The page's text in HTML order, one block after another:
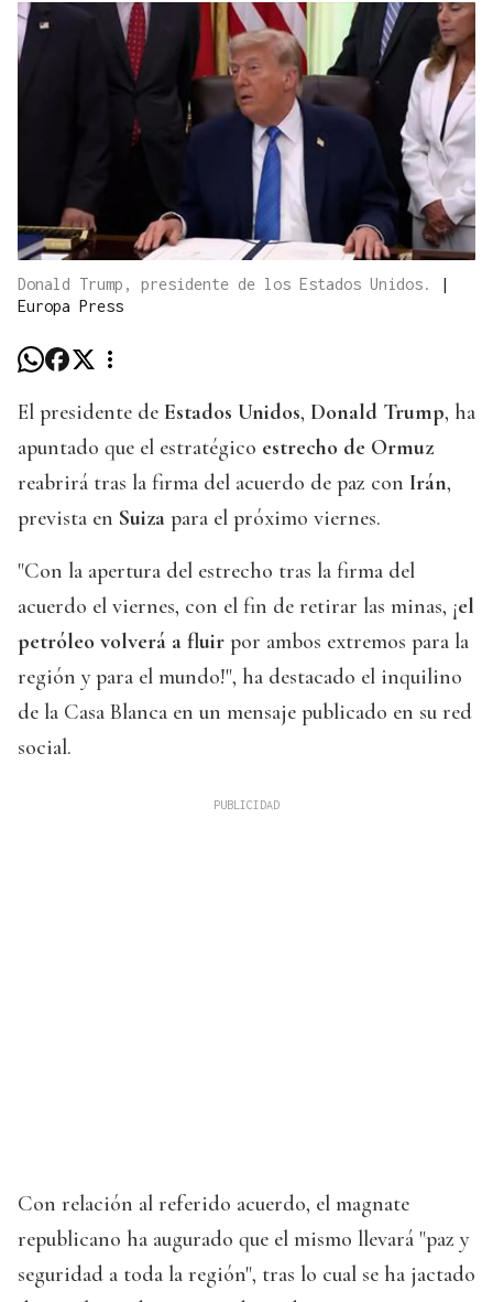
Donald Trump, presidente de los Estados Unidos.
|
Europa Press
El presidente de Estados Unidos, Donald Trump, ha
apuntado que el estratégico estrecho de Ormuz
reabrirá tras la firma del acuerdo de paz con Irán,
prevista en Suiza para el próximo viernes.
"Con la apertura del estrecho tras la firma del
acuerdo el viernes, con el fin de retirar las minas, ¡el
petróleo volverá a fluir por ambos extremos para la
región y para el mundo!", ha destacado el inquilino
de la Casa Blanca en un mensaje publicado en su red
social.
Con relación al referido acuerdo, el magnate
republicano ha augurado que el mismo llevará "paz y
seguridad a toda la región", tras lo cual se ha jactado